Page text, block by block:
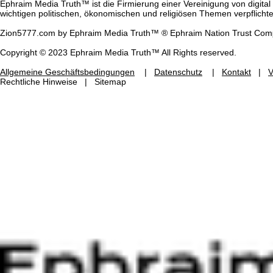
Ephraim Media Truth™ ist die Firmierung einer Vereinigung von
wichtigen politischen, ökonomischen und religiösen Themen
Zion5777.com by Ephraim Media Truth™ ® Ephraim Nation Trust
Copyright © 2023 Ephraim Media Truth™ All Rights reserved.
Allgemeine Geschäftsbedingungen | Datenschutz | Kontakt |
Rechtliche Hinweise | Sitemap